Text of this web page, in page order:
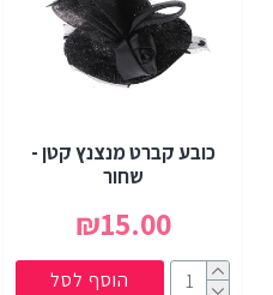
כובע קברט מנצנץ קטן -
שחור
₪15.00
הוסף לסל